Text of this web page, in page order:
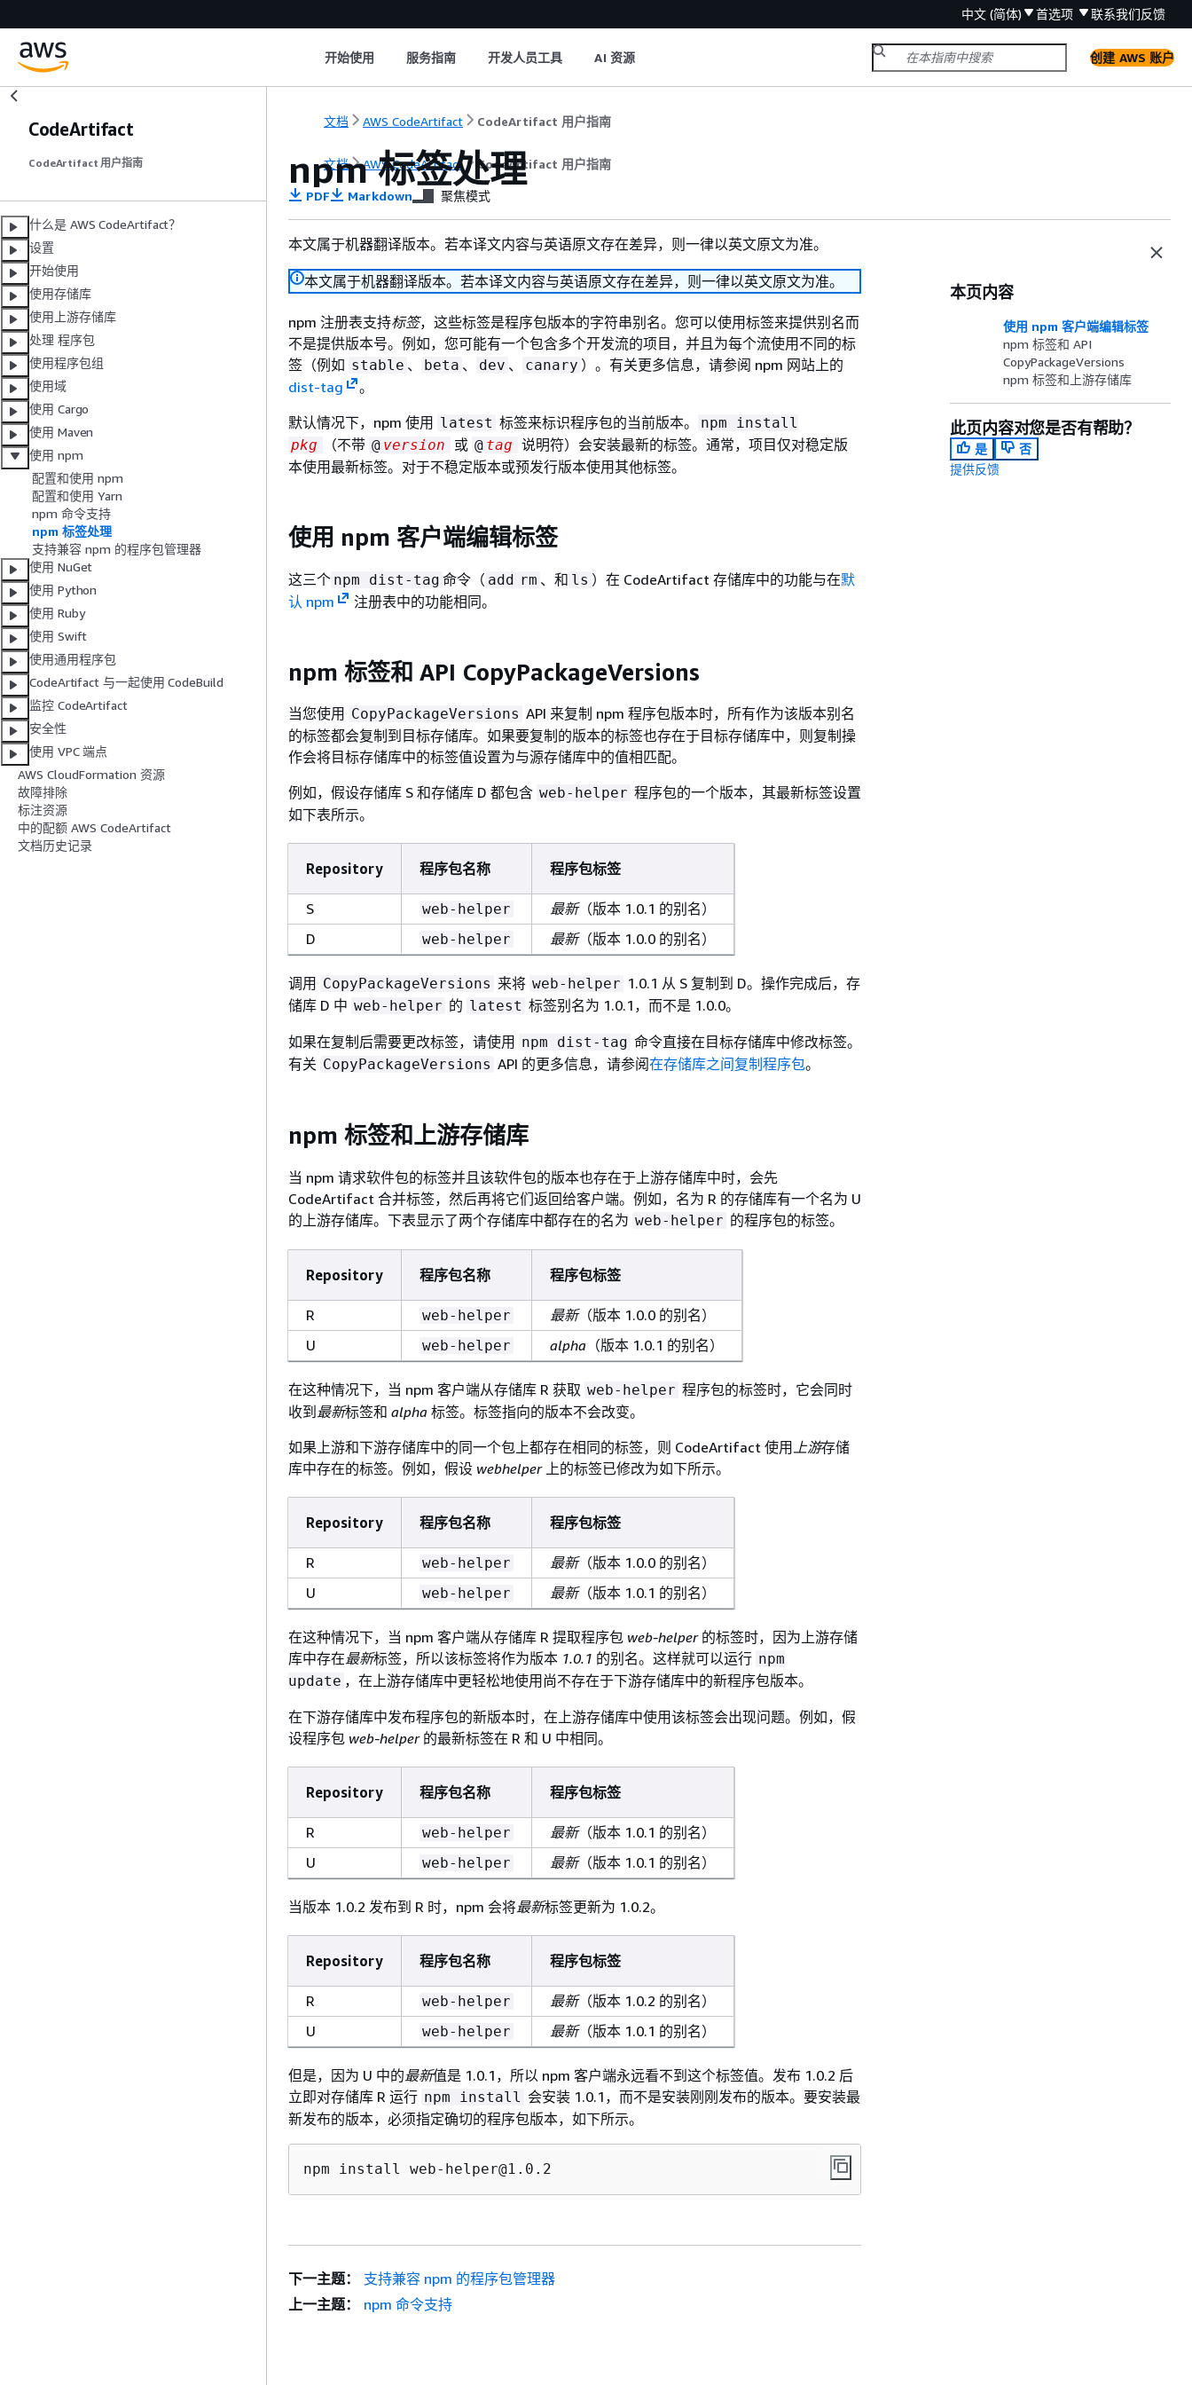
中文 (简体) 首选项 联系我们反馈
开始使用 服务指南 开发人员工具 AI 资源 创建 AWS 账户
CodeArtifact
CodeArtifact 用户指南
什么是 AWS CodeArtifact？
设置
开始使用
使用存储库
使用上游存储库
处理 程序包
使用程序包组
使用域
使用 Cargo
使用 Maven
使用 npm
配置和使用 npm
配置和使用 Yarn
npm 命令支持
npm 标签处理
支持兼容 npm 的程序包管理器
使用 NuGet
使用 Python
使用 Ruby
使用 Swift
使用通用程序包
CodeArtifact 与一起使用 CodeBuild
监控 CodeArtifact
安全性
使用 VPC 端点
AWS CloudFormation 资源
故障排除
标注资源
中的配额 AWS CodeArtifact
文档历史记录
文档 AWS CodeArtifact CodeArtifact 用户指南
文档 AWS CodeArtifact CodeArtifact 用户指南
npm 标签处理
PDF Markdown 聚焦模式
本文属于机器翻译版本。若本译文内容与英语原文存在差异，则一律以英文原文为准。
本文属于机器翻译版本。若本译文内容与英语原文存在差异，则一律以英文原文为准。
npm 注册表支持标签，这些标签是程序包版本的字符串别名。您可以使用标签来提供别名而
不是提供版本号。例如，您可能有一个包含多个开发流的项目，并且为每个流使用不同的标
签（例如 stable 、 beta 、 dev 、 canary ）。有关更多信息，请参阅 npm 网站上的
dist-tag
。
默认情况下，npm 使用 latest 标签来标识程序包的当前版本。
npm install
pkg
（不带 @ version 或 @ tag 说明符）会安装最新的标签。通常，项目仅对稳定版
本使用最新标签。对于不稳定版本或预发行版本使用其他标签。
使用 npm 客户端编辑标签
这三个 npm dist-tag 命令（ add rm 、和 ls ）在 CodeArtifact 存储库中的功能与在默
认 npm
注册表中的功能相同。
npm 标签和 API CopyPackageVersions
当您使用 CopyPackageVersions API 来复制 npm 程序包版本时，所有作为该版本别名
的标签都会复制到目标存储库。如果要复制的版本的标签也存在于目标存储库中，则复制操
作会将目标存储库中的标签值设置为与源存储库中的值相匹配。
例如，假设存储库 S 和存储库 D 都包含 web-helper 程序包的一个版本，其最新标签设置
如下表所示。
Repository 程序包名称 程序包标签
S web-helper 最新（版本 1.0.1 的别名）
D
web-helper 最新（版本 1.0.0 的别名）
调用 CopyPackageVersions 来将 web-helper 1.0.1 从 S 复制到 D。操作完成后，存
储库 D 中 web-helper 的 latest 标签别名为 1.0.1，而不是 1.0.0。
如果在复制后需要更改标签，请使用 npm dist-tag 命令直接在目标存储库中修改标签。
有关 CopyPackageVersions API 的更多信息，请参阅在存储库之间复制程序包。
npm 标签和上游存储库
当 npm 请求软件包的标签并且该软件包的版本也存在于上游存储库中时，会先
CodeArtifact 合并标签，然后再将它们返回给客户端。例如，名为 R 的存储库有一个名为 U
的上游存储库。下表显示了两个存储库中都存在的名为 web-helper 的程序包的标签。
Repository 程序包名称 程序包标签
R web-helper 最新（版本 1.0.0 的别名）
U
web-helper alpha （版本 1.0.1 的别名）
在这种情况下，当 npm 客户端从存储库 R 获取 web-helper 程序包的标签时，它会同时
收到最新标签和 alpha 标签。标签指向的版本不会改变。
如果上游和下游存储库中的同一个包上都存在相同的标签，则 CodeArtifact 使用 上游存储
库中存在的标签。例如，假设 webhelper上的标签已修改为如下所示。
Repository 程序包名称 程序包标签
R web-helper 最新（版本 1.0.0 的别名）
U
web-helper 最新（版本 1.0.1 的别名）
在这种情况下，当 npm 客户端从存储库 R 提取程序包 web-helper的标签时，因为上游存储
库中存在最新标签，所以该标签将作为版本 1.0.1 的别名。这样就可以运行 npm
update ，在上游存储库中更轻松地使用尚不存在于下游存储库中的新程序包版本。
在下游存储库中发布程序包的新版本时，在上游存储库中使用该标签会出现问题。例如，假
设程序包 web-helper的最新标签在 R 和 U 中相同。
Repository 程序包名称 程序包标签
R web-helper 最新（版本 1.0.1 的别名）
U
web-helper 最新（版本 1.0.1 的别名）
当版本 1.0.2 发布到 R 时，npm 会将最新标签更新为 1.0.2。
Repository 程序包名称 程序包标签
R web-helper 最新（版本 1.0.2 的别名）
U
web-helper 最新（版本 1.0.1 的别名）
但是，因为 U 中的最新值是 1.0.1，所以 npm 客户端永远看不到这个标签值。发布 1.0.2 后
立即对存储库 R 运行 npm install
会安装 1.0.1，而不是安装刚刚发布的版本。要安装最
新发布的版本，必须指定确切的程序包版本，如下所示。
npm install web-helper@1.0.2
本页内容
使用 npm 客户端编辑标签
npm 标签和 API
CopyPackageVersions
npm 标签和上游存储库
此页内容对您是否有帮助？
是
否
提供反馈
下一主题：
支持兼容 npm 的程序包管理器
上一主题：
npm 命令支持